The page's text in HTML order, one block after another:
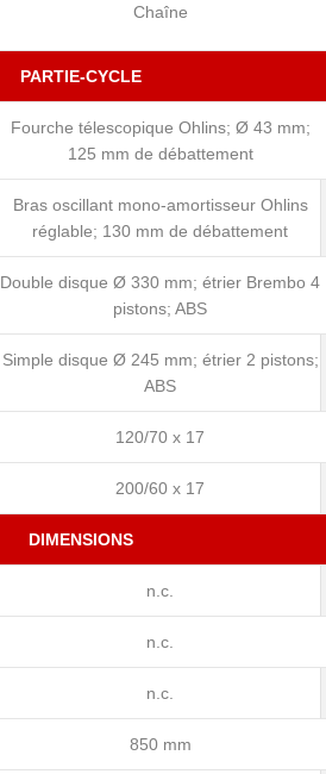
Chaîne
PARTIE-CYCLE
Fourche télescopique Ohlins; Ø 43 mm;
125 mm de débattement
Bras oscillant mono-amortisseur Ohlins
réglable; 130 mm de débattement
Double disque Ø 330 mm; étrier Brembo 4
pistons; ABS
Simple disque Ø 245 mm; étrier 2 pistons;
ABS
120/70 x 17
200/60 x 17
DIMENSIONS
n.c.
n.c.
n.c.
850 mm